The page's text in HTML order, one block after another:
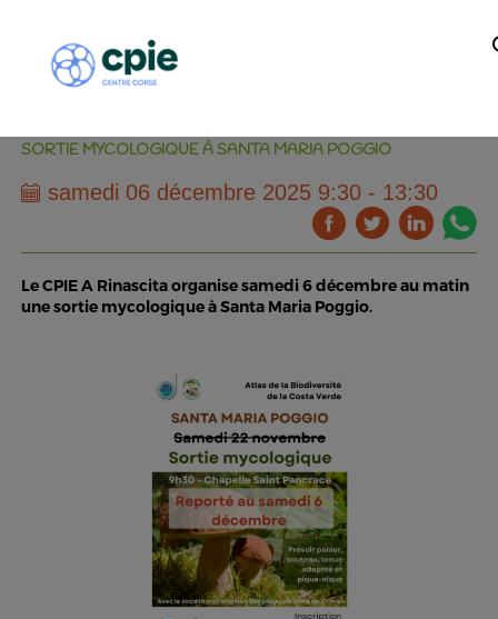
SORTIE MYCOLOGIQUE À SANTA MARIA POGGIO
samedi 06 décembre 2025 9:30 - 13:30
Le CPIE A Rinascita organise samedi 6 décembre au matin
une sortie mycologique à Santa Maria Poggio.